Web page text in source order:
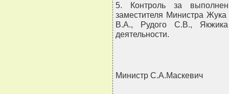
5. Контроль за
заместителя Министра
В.А., Рудого С.В.,
деятельности.
Министр С.А.Маскевич